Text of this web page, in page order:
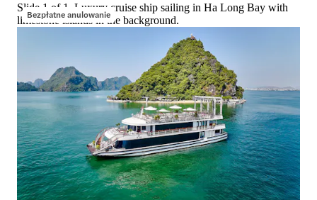
Bezpłatne anulowanie
Slide 1 of 1, Luxury cruise ship sailing in Ha Long Bay with
limestone islands in the background.